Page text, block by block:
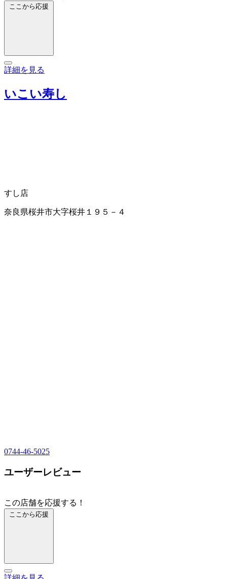
ここから応援
詳細を見る
いこい寿し
すし店
奈良県桜井市大字桜井１９５－４
0744-46-5025
ユーザーレビュー
この店舗を応援する！
ここから応援